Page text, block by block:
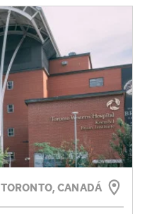
TORONTO, CANADÁ